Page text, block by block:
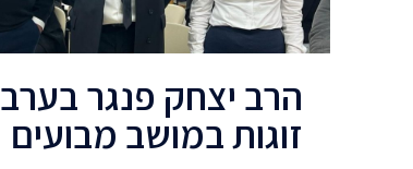
הרב יצחק פנגר בערב
זוגות במושב מבועים